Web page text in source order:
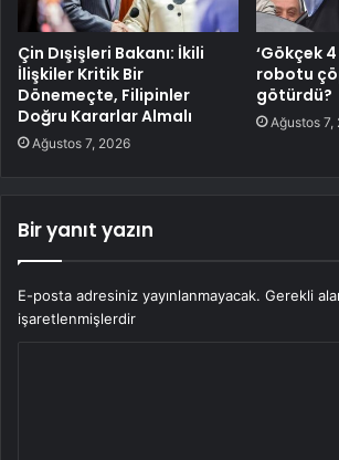
Çin Dışişleri Bakanı: İkili
İlişkiler Kritik Bir
Dönemeçte, Filipinler
Doğru Kararlar Almalı
Ağustos 7, 2026
‘Gökçek
robotu
götürdü?
Ağustos 7,
Bir yanıt yazın
E-posta adresiniz yayınlanmayacak. Gerekli
işaretlenmişlerdir